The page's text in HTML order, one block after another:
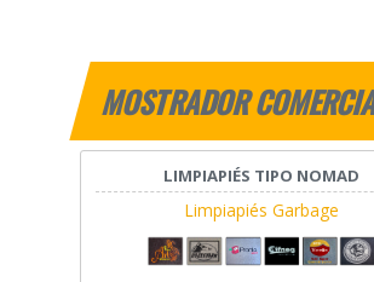
MOSTRADOR
LIMPIAPIÉS TIPO NOMAD
Limpiapiés Garbage